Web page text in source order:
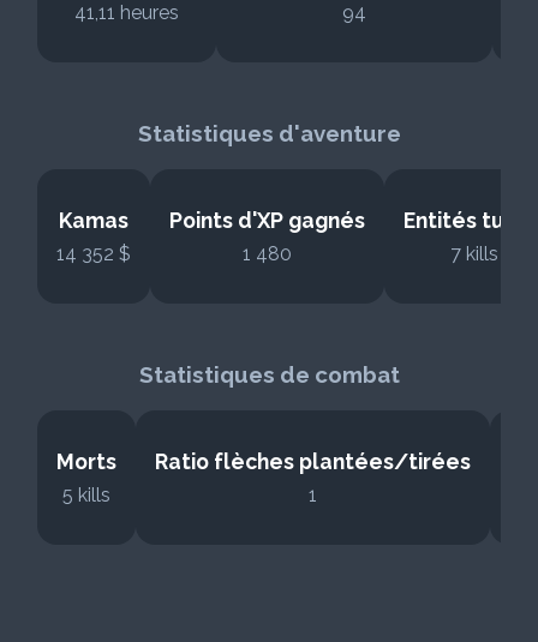
41,11 heures 94
Statistiques d'aventure
Kamas
14 352 $
Points d'XP gagnés
1 480
Entités
7 kills
Statistiques de combat
Morts
5 kills
Ratio flèches plantées/tirées
1